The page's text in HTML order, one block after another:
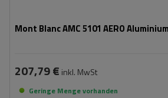
Mont Blanc AMC 5101 AERO
207,79 € inkl. MwSt
Geringe Menge vorhanden